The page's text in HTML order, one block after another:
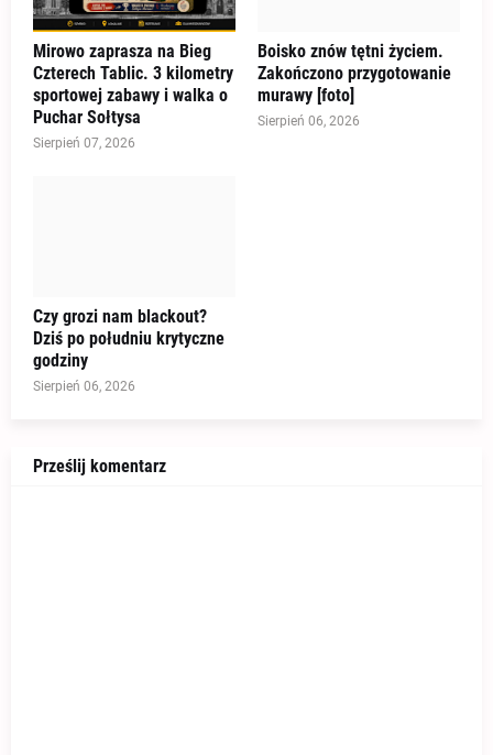
Mirowo zaprasza na Bieg
Czterech Tablic. 3 kilometry
sportowej zabawy i walka o
Puchar Sołtysa
Sierpień 07, 2026
Boisko znów tętni życiem.
Zakończono przygotowanie
murawy [foto]
Sierpień 06, 2026
Czy grozi nam blackout?
Dziś po południu krytyczne
godziny
Sierpień 06, 2026
Prześlij komentarz